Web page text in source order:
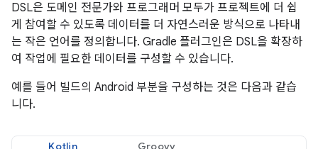
DSL은 도메인 전문가와 프로그래머 모두가 프로젝트에 더 쉽
게 참여할 수 있도록 데이터를 더 자연스러운 방식으로 나타내
는 작은 언어를 정의합니다. Gradle 플러그인은 DSL을 확장하
여 작업에 필요한 데이터를 구성할 수 있습니다.
예를 들어 빌드의 Android 부분을 구성하는 것은 다음과 같습
니다.
Kotlin Groovy